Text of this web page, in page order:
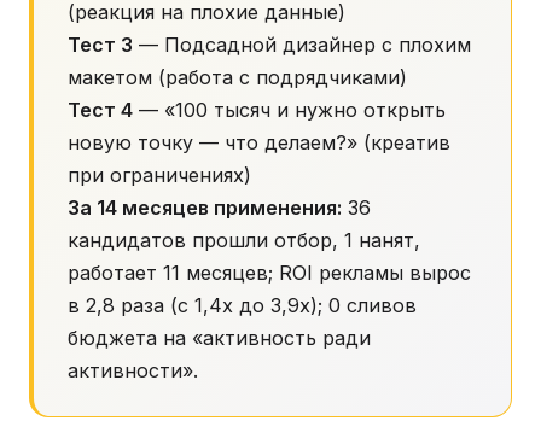
(реакция на плохие данные)
Тест 3 — Подсадной дизайнер с плохим
макетом (работа с подрядчиками)
Тест 4 — «100 тысяч и нужно открыть
новую точку — что делаем?» (креатив
при ограничениях)
За 14 месяцев применения: 36
кандидатов прошли отбор, 1 нанят,
работает 11 месяцев; ROI рекламы вырос
в 2,8 раза (с 1,4x до 3,9x); 0 сливов
бюджета на «активность ради
активности».